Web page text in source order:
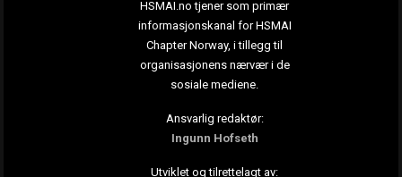
HSMAI.no tjener som primær
informasjonskanal for HSMAI
Chapter Norway, i tillegg til
organisasjonens nærvær i de
sosiale mediene.
Ansvarlig redaktør:
Ingunn Hofseth
Utviklet og tilrettelagt av: